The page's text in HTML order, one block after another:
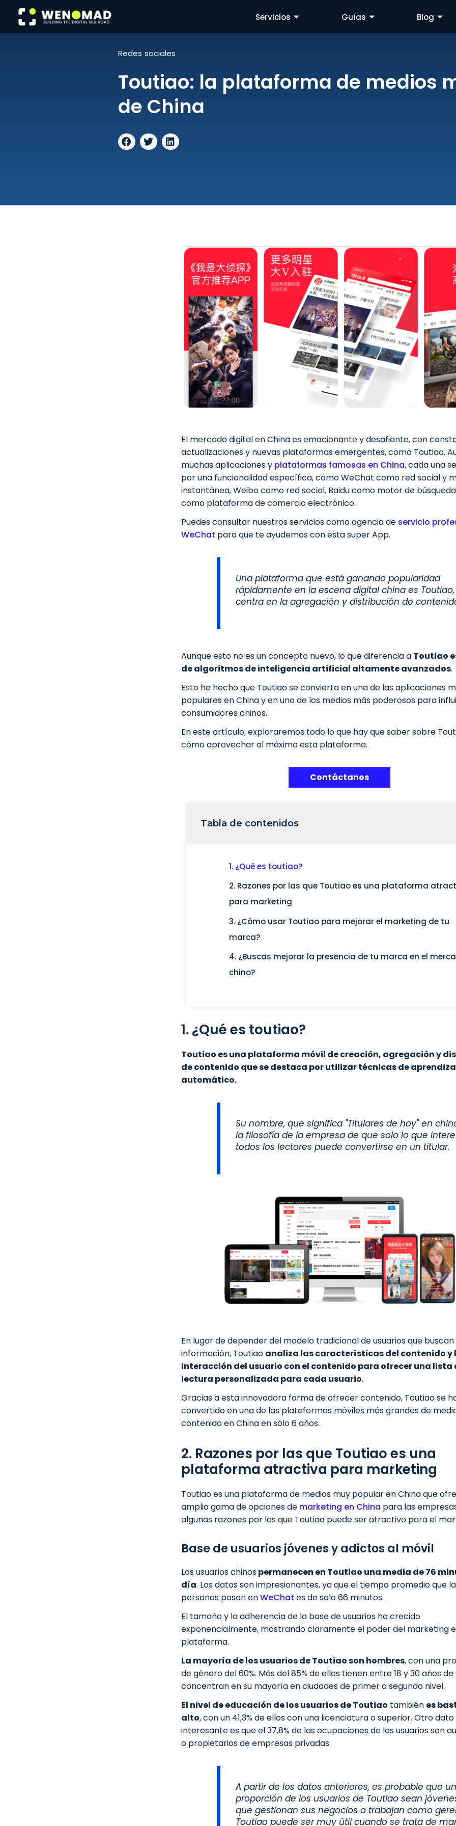
content
Servicios Guías Blog
Redes sociales
Toutiao: la plataforma de medios
de China
El mercado digital en China es emocionante y desafiante, con
actualizaciones y nuevas plataformas emergentes, como Toutiao.
muchas aplicaciones y plataformas famosas en China, cada una
por una funcionalidad específica, comoWeChat como red social y
instantánea, Weibo como red social, Baidu como motor de
como plataforma de comercio electrónico.
Puedes consultar nuestros servicios como agencia de servicio
WeChat para que te ayudemos con esta super App.
Una plataforma que está ganando popularidad
rápidamente en la escena digital china es
centra en la agregación y distribución de
Aunque esto no es un concepto nuevo, lo que diferencia a Toutiao
de algoritmos de inteligencia artificial altamente avanzados.
Esto ha hecho que Toutiao se convierta en una de las aplicaciones
populares en China y en uno de los medios más poderosos para
consumidores chinos.
En este artículo, exploraremos todo lo que hay que saber sobre
cómo aprovechar al máximo esta plataforma.
Contáctanos
Tabla de contenidos
1. ¿Qué es toutiao?
2. Razones por las que Toutiao es una plataforma
para marketing
3. ¿Cómo usar Toutiao para mejorar el marketing de tu
marca?
4. ¿Buscas mejorar la presencia de tu marca en el
chino?
1. ¿Qué es toutiao?
Toutiao es una plataforma móvil de creación, agregación y
de contenido que se destaca por utilizar técnicas de
automático.
Su nombre, que significa "Titulares de hoy" en
la filosofía de la empresa de que solo lo que
todos los lectores puede convertirse en un titular.
En lugar de depender del modelo tradicional de usuarios que buscan
información, Toutiao analiza las características del contenido y
interacción del usuario con el contenido para ofrecer una lista
lectura personalizada para cada usuario.
Gracias a esta innovadora forma de ofrecer contenido, Toutiao se
convertido en una de las plataformas móviles más grandes de
contenido en China en sólo 6 años.
2. Razones por las que Toutiao es una
plataforma atractiva para marketing
Toutiao es una plataforma de medios muy popular en China que
amplia gama de opciones de marketing en China para las
algunas razones por las que Toutiao puede ser atractivo para el
Base de usuarios jóvenes y adictos al móvil
Los usuarios chinospermanecen en Toutiao una media de 76
día. Los datos son impresionantes, ya que el tiempo promedio que
personas pasan enWeChat es de solo 66 minutos.
El tamaño y la adherencia de la base de usuarios ha crecido
exponencialmente, mostrando claramente el poder del marketing
plataforma.
La mayoría de los usuarios de Toutiao son hombres, con una
de género del 60%. Más del 85% de ellos tienen entre 18 y 30 años
concentran en su mayoría en ciudades de primer o segundo nivel.
El nivel de educación de los usuarios de Toutiao también es
alto, con un 41,3% de ellos con una licenciatura o superior. Otro dato
interesante es que el 37,8% de las ocupaciones de los usuarios son
o propietarios de empresas privadas.
A partir de los datos anteriores, es probable que
proporción de los usuarios de Toutiao sean
que gestionan sus negocios o trabajan como
Toutiao puede ser muy útil cuando se trata de